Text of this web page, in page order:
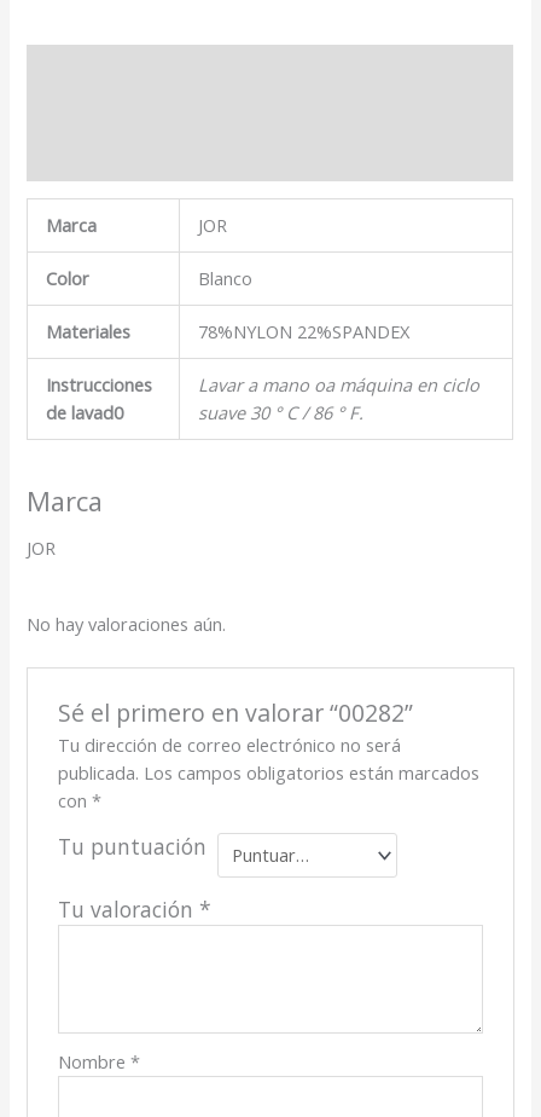
Marca JOR
Color Blanco
Materiales 78%NYLON 22%SPANDEX
Instrucciones
de lavad0
Lavar a mano oa máquina en ciclo
suave 30 ° C / 86 ° F.
Marca
JOR
No hay valoraciones aún.
Sé el primero en valorar “00282”
Tu dirección de correo electrónico no será
publicada. Los campos obligatorios están marcados
con *
Tu puntuación
Tu valoración *
Nombre *